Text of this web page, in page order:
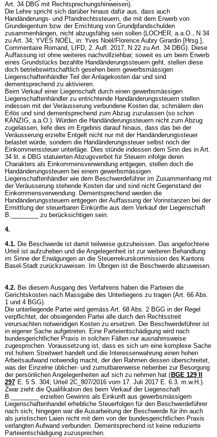
Art. 34 DBG mit Rechtsprechungshinweisen).
Die Lehre spricht sich darüber hinaus dafür aus, dass auch
Handänderungs- und Pfandrechtssteuern, die mit dem Erwerb von
Grundeigentum bzw. der Errichtung von Grundpfandschulden
zusammenhängen, nicht abzugsfähig sein sollen (LOCHER, a.a.O., N 34
zu Art. 34; YVES NOËL, in: Yves Noël/Florence Aubry Girardin [Hrsg.],
Commentaire Romand, LIFD, 2. Aufl. 2017, N 22 zu Art. 34 DBG). Diese
Auffassung ist ohne weiteres nachvollziehbar, soweit es um beim Erwerb
eines Grundstücks bezahlte Handänderungssteuern geht, stellen diese
doch betriebswirtschaftlich gesehen beim gewerbsmässigen
Liegenschaftenhändler Teil der Anlagekosten dar und sind
dementsprechend zu aktivieren.
Beim Verkauf einer Liegenschaft durch einen gewerbsmässigen
Liegenschaftenhändler zu entrichtende Handänderungssteuern stellen
indessen mit der Veräusserung verbundene Kosten dar, schmälern den
Erlös und sind dementsprechend zum Abzug zuzulassen (so schon
KÄNZIG, a.a.O.). Würden die Handänderungssteuern nicht zum Abzug
zugelassen, liefe dies im Ergebnis darauf hinaus, dass das bei der
Veräusserung erzielte Entgelt nicht nur mit der Handänderungssteuer
belastet würde, sondern die Handänderungssteuer selbst noch der
Einkommenssteuer unterläge. Dies stünde indessen dem Sinn des in Art.
34 lit. e DBG statuierten Abzugsverbot für Steuern infolge deren
Charakters als Einkommensverwendung entgegen, stellen doch die
Handänderungssteuern bei einem gewerbsmässigen
Liegenschaftenhändler wie dem Beschwerdeführer im Zusammenhang mit
der Veräusserung stehende Kosten dar und sind nicht Gegenstand der
Einkommensverwendung. Dementsprechend werden die
Handänderungssteuern entgegen der Auffassung der Vorinstanzen bei der
Ermittlung der steuerbaren Einkünfte aus dem Verkauf der Liegenschaft
B.________ zu berücksichtigen sein.
4.
4.1. Die Beschwerde ist damit teilweise gutzuheissen. Das angefochtene
Urteil ist aufzuheben und die Angelegenheit ist zur weiteren Behandlung
im Sinne der Erwägungen an die Steuerrekurskommission des Kantons
Basel-Stadt zurückzuweisen. Im Übrigen ist die Beschwerde abzuweisen.
4.2. Bei diesem Ausgang des Verfahrens haben die Parteien die
Gerichtskosten nach Massgabe des Unterliegens zu tragen (Art. 66 Abs.
1 und 4 BGG).
Die unterliegende Partei wird gemäss Art. 68 Abs. 2 BGG in der Regel
verpflichtet, der obsiegenden Partei alle durch den Rechtsstreit
verursachten notwendigen Kosten zu ersetzen. Der Beschwerdeführer ist
in eigener Sache aufgetreten. Eine Parteientschädigung wird nach
bundesgerichtlicher Praxis in solchen Fällen nur ausnahmsweise
zugesprochen. Voraussetzung ist, dass es sich um eine komplexe Sache
mit hohem Streitwert handelt und die Interessenwahrung einen hohen
Arbeitsaufwand notwendig macht, der den Rahmen dessen überschreitet,
was der Einzelne üblicher- und zumutbarerweise nebenbei zur Besorgung
der persönlichen Angelegenheiten auf sich zu nehmen hat ( BGE 129 II
297 E. 5 S. 304; Urteil 2C_807/2016 vom 17. Juli 2017 E. 6.3. m.w.H.).
Zwar zieht die Qualifikation des beim Verkauf der Liegenschaft
B.________ erzielten Gewinns als Einkunft aus gewerbsmässigem
Liegenschaftenhandel erhebliche Steuerfolgen für den Beschwerdeführer
nach sich; hingegen war die Ausarbeitung der Beschwerde für ihn auch
als juristischen Laien nicht mit dem von der bundesgerichtlichen Praxis
verlangten Aufwand verbunden. Dementsprechend ist keine reduzierte
Parteientschädigung zuzusprechen.